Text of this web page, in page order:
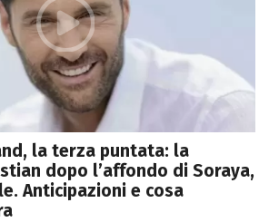
la terza puntata: la
dopo l’affondo di Soraya,
Anticipazioni e cosa